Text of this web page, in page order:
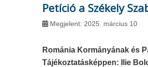
Petíció a Székely
Megjelent: 2025. március 10
Románia Kormányának és
Tájékoztatásképpen: Ilie